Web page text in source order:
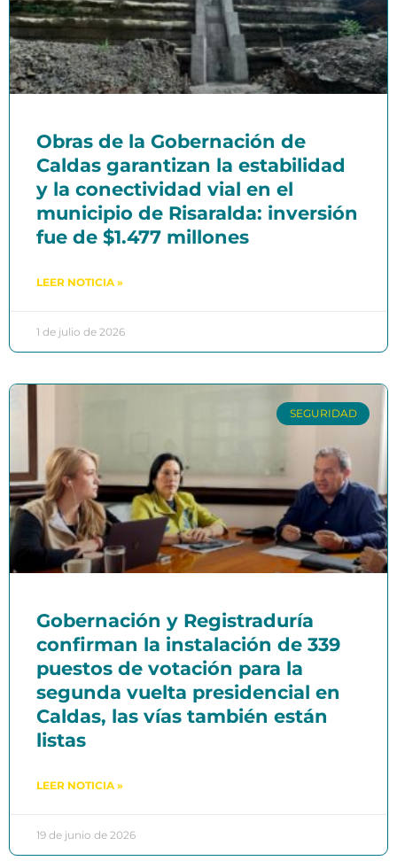
Obras de la Gobernación de
Caldas garantizan la estabilidad
y la conectividad vial en el
municipio de Risaralda: inversión
fue de $1.477 millones
LEER NOTICIA »
1 de julio de 2026
SEGURIDAD
Gobernación y Registraduría
confirman la instalación de 339
puestos de votación para la
segunda vuelta presidencial en
Caldas, las vías también están
listas
LEER NOTICIA »
19 de junio de 2026